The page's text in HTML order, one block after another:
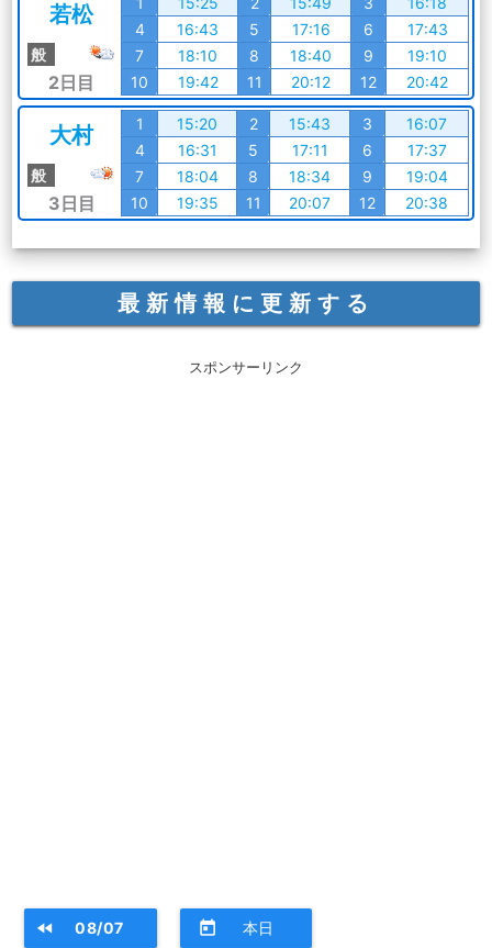
若松
4
16:43 5 17:16 6
17:43
7
18:10 8 18:40 9
19:10
10
19:42 11 20:12 12 20:42
般
2日目
大村 1 15:20 2 15:43 3
16:07
4
16:31 5 17:11 6
17:37
7
18:04 8 18:34 9
19:04
10
19:35 11 20:07 12 20:38
般
3日目
最新情報に更新する
スポンサーリンク
fast_rewind 08/07 today 本日